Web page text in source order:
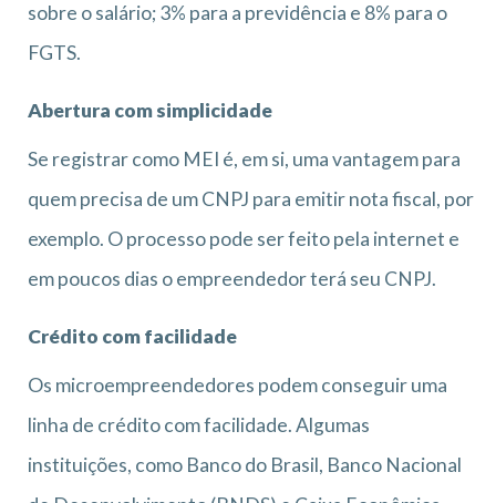
sobre o salário; 3% para a previdência e 8% para o
FGTS.
Abertura com simplicidade
Se registrar como MEI é, em si, uma vantagem para
quem precisa de um CNPJ para emitir nota fiscal, por
exemplo. O processo pode ser feito pela internet e
em poucos dias o empreendedor terá seu CNPJ.
Crédito com facilidade
Os microempreendedores podem conseguir uma
linha de crédito com facilidade. Algumas
instituições, como Banco do Brasil, Banco Nacional